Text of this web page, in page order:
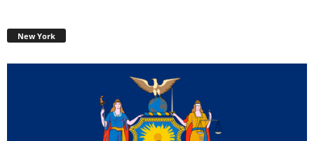
New York